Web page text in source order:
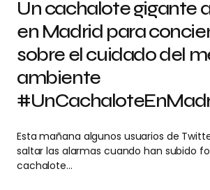
Un cachalote gigante
en Madrid para
sobre el cuidado del
ambiente
Esta mañana algunos usuarios de
saltar las alarmas cuando han subido
cachalote…